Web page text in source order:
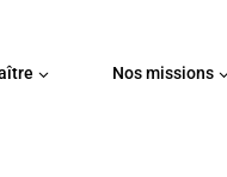
Nos missions